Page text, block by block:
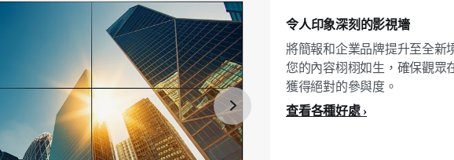
令人印象深刻的影視墻
將簡報和企業品牌提升至全新
您的內容栩栩如生，確保觀眾
獲得絕對的參與度。
查看各種好處